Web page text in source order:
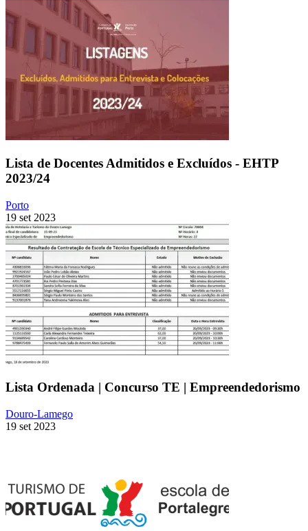
Lista de Docentes Admitidos e Excluídos - EHTP
2023/24
Porto
19 set 2023
Lista Ordenada | Concurso TE | Empreendedorismo
Douro-Lamego
19 set 2023